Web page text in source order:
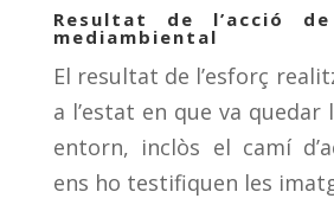
Resultat de l’acció
mediambiental
El resultat de l’esforç
a l’estat en que va
entorn, inclòs el camí
ens ho testifiquen les